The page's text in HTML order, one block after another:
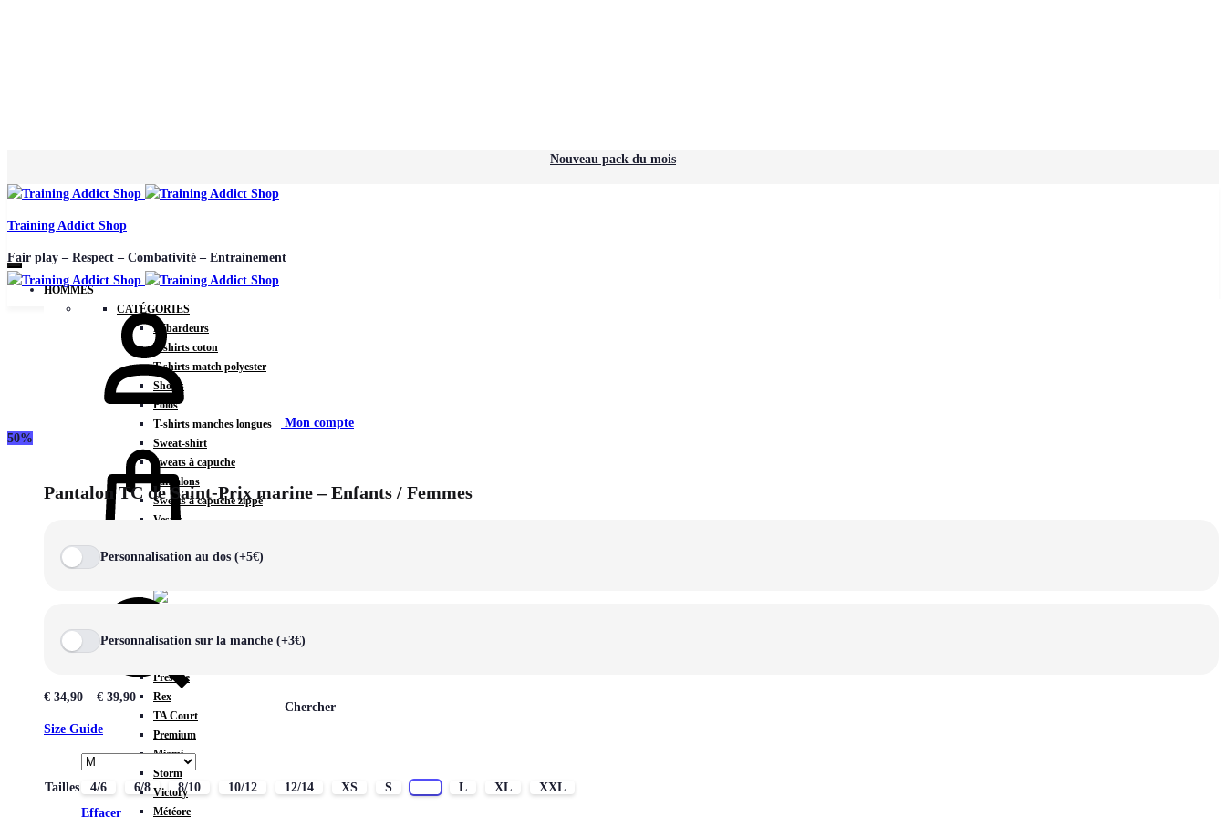
Nouveau pack du mois
Training Addict Shop
Fair play – Respect – Combativité – Entrainement
HOMMES
CATÉGORIES
Débardeurs
T-shirts coton
T-shirts match polyester
Shorts
Polos
T-shirts manches longues
Sweat-shirt
Sweats à capuche
Pantalons
Sweats à capuche zippé
Vestes
Prestige
Rex
TA Court
Premium
Miami
Storm
Victory
Météore
Mon compte
Chercher
50%
Pantalon TC de Saint-Prix marine – Enfants / Femmes
Personnalisation au dos (+5€)
Personnalisation sur la manche (+3€)
€ 34,90 – € 39,90
Size Guide
Tailles 4/6 6/8 8/10 10/12 12/14 XS S L XL
XXL
Effacer